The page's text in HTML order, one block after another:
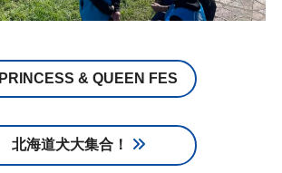
PRINCESS & QUEEN FES
北海道犬大集合！